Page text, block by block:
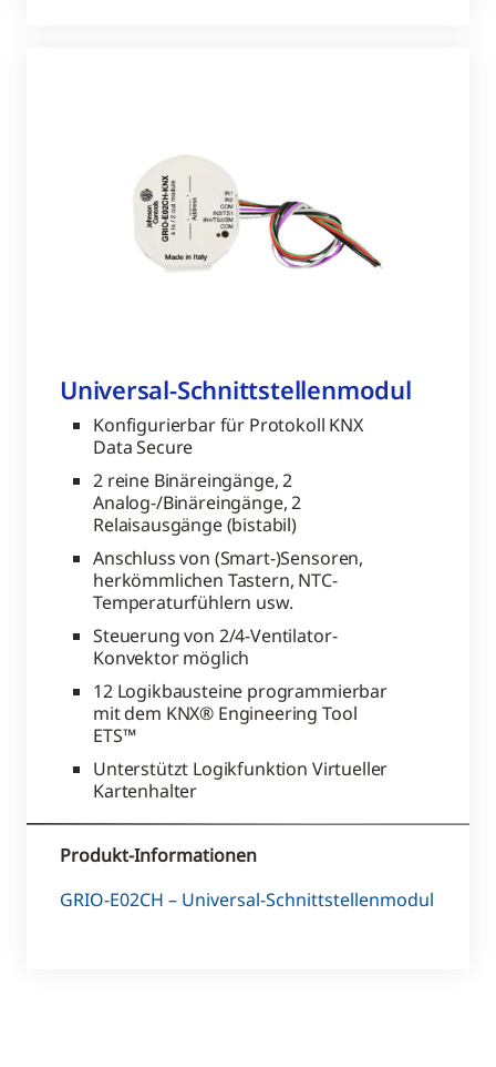
Universal-Schnittstellenmodul
Konfigurierbar für Protokoll KNX
Data Secure
2 reine Binäreingänge, 2
Analog-/Binäreingänge, 2
Relaisausgänge (bistabil)
Anschluss von (Smart-)Sensoren,
herkömmlichen Tastern, NTC-
Temperaturfühlern usw.
Steuerung von 2/4-Ventilator-
Konvektor möglich
12 Logikbausteine programmierbar
mit dem KNX® Engineering Tool
ETS™
Unterstützt Logikfunktion Virtueller
Kartenhalter
Produkt-Informationen
GRIO-E02CH – Universal-Schnittstellenmodul